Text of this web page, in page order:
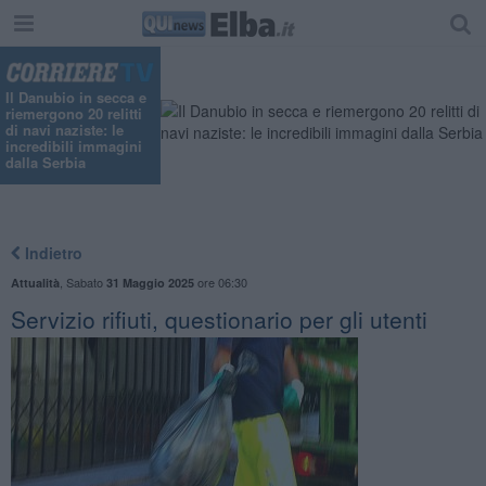
Il Danubio in secca e
riemergono 20 relitti
di navi naziste: le
incredibili immagini
dalla Serbia
Indietro
Attualità Sabato 31 Maggio 2025ore 06:30
Servizio rifiuti, questionario per gli utenti